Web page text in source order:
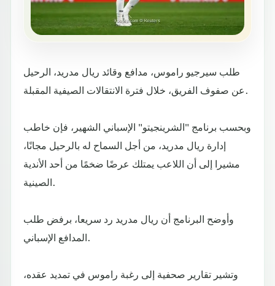
طلب سيرجيو راموس، مدافع وقائد ريال مدريد، الرحيل
عن صفوف الفريق، خلال فترة الانتقالات الصيفية المقبلة.
وبحسب برنامج "الشرينجيتو" الإسباني الشهير، فإن خاطب
إدارة ريال مدريد، من أجل السماح له بالرحيل مجانًا،
مشيرا إلى أن اللاعب يمتلك عرضًا ضخمًا من أحد الأندية
الصينية.
وأوضح البرنامج أن ريال مدريد رد سريعا، برفض طلب
المدافع الإسباني.
وتشير تقارير صحفية إلى رغبة راموس في تمديد عقده،